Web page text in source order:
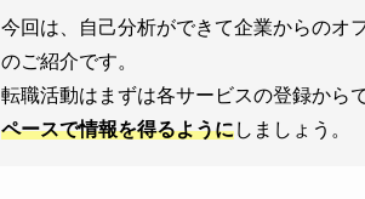
今回は、自己分析ができて企業からのオ
のご紹介です。
転職活動はまずは各サービスの登録から
ペースで情報を得るようにしましょう。